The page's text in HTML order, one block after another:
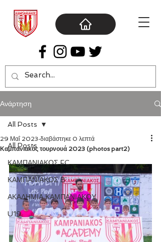
Ανάρτηση
All Posts
ΚΑΜΠΑΝΙΑΚΟΣ FC
ΚΑΜΠΑΝΙΑΚΟΣ Β΄
ΑΚΑΔΗΜΙΑ ΚΑΜΠΑΝΙΑΚΟΥ
U19
All Posts
Καμπανιακός τουρνουά 2023 (photos part2)
29 Μαΐ 2023 διαβάστηκε 0 λεπτά